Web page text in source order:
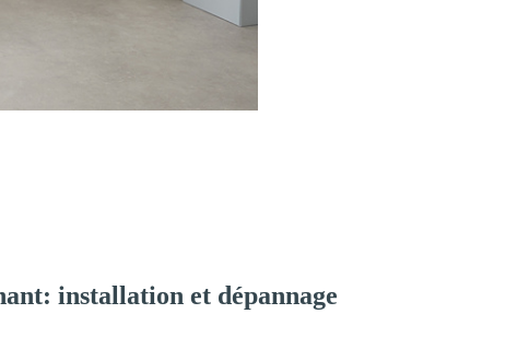
installation et dépannage